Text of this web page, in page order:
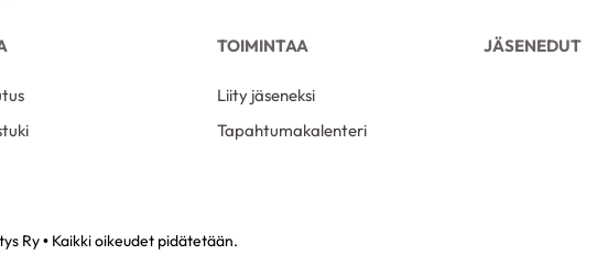
TOIMINTAA
Liity jäseneksi
Tapahtumakalenteri
JÄSENEDUT
Ry • Kaikki oikeudet pidätetään.